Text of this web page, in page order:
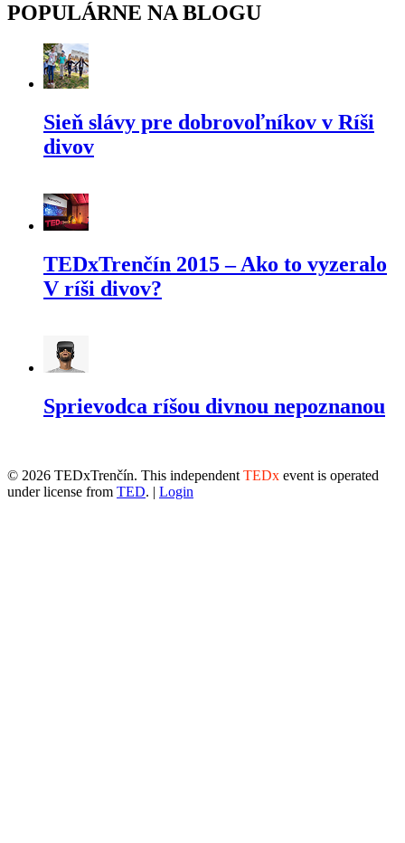
POPULÁRNE NA BLOGU
Sieň slávy pre dobrovoľníkov v Ríši
divov
TEDxTrenčín 2015 – Ako to vyzeralo
V ríši divov?
Sprievodca ríšou divnou nepoznanou
© 2026 TEDxTrenčín. This independent TEDx event is operated
under license from TED. | Login